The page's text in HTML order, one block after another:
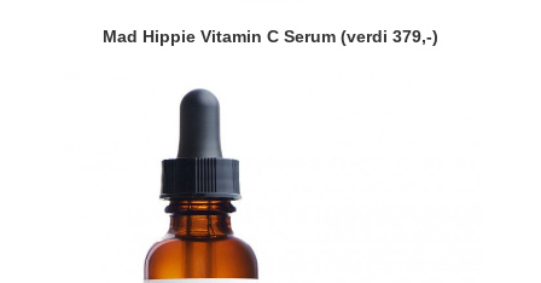
Mad Hippie Vitamin C Serum (verdi 379,-)